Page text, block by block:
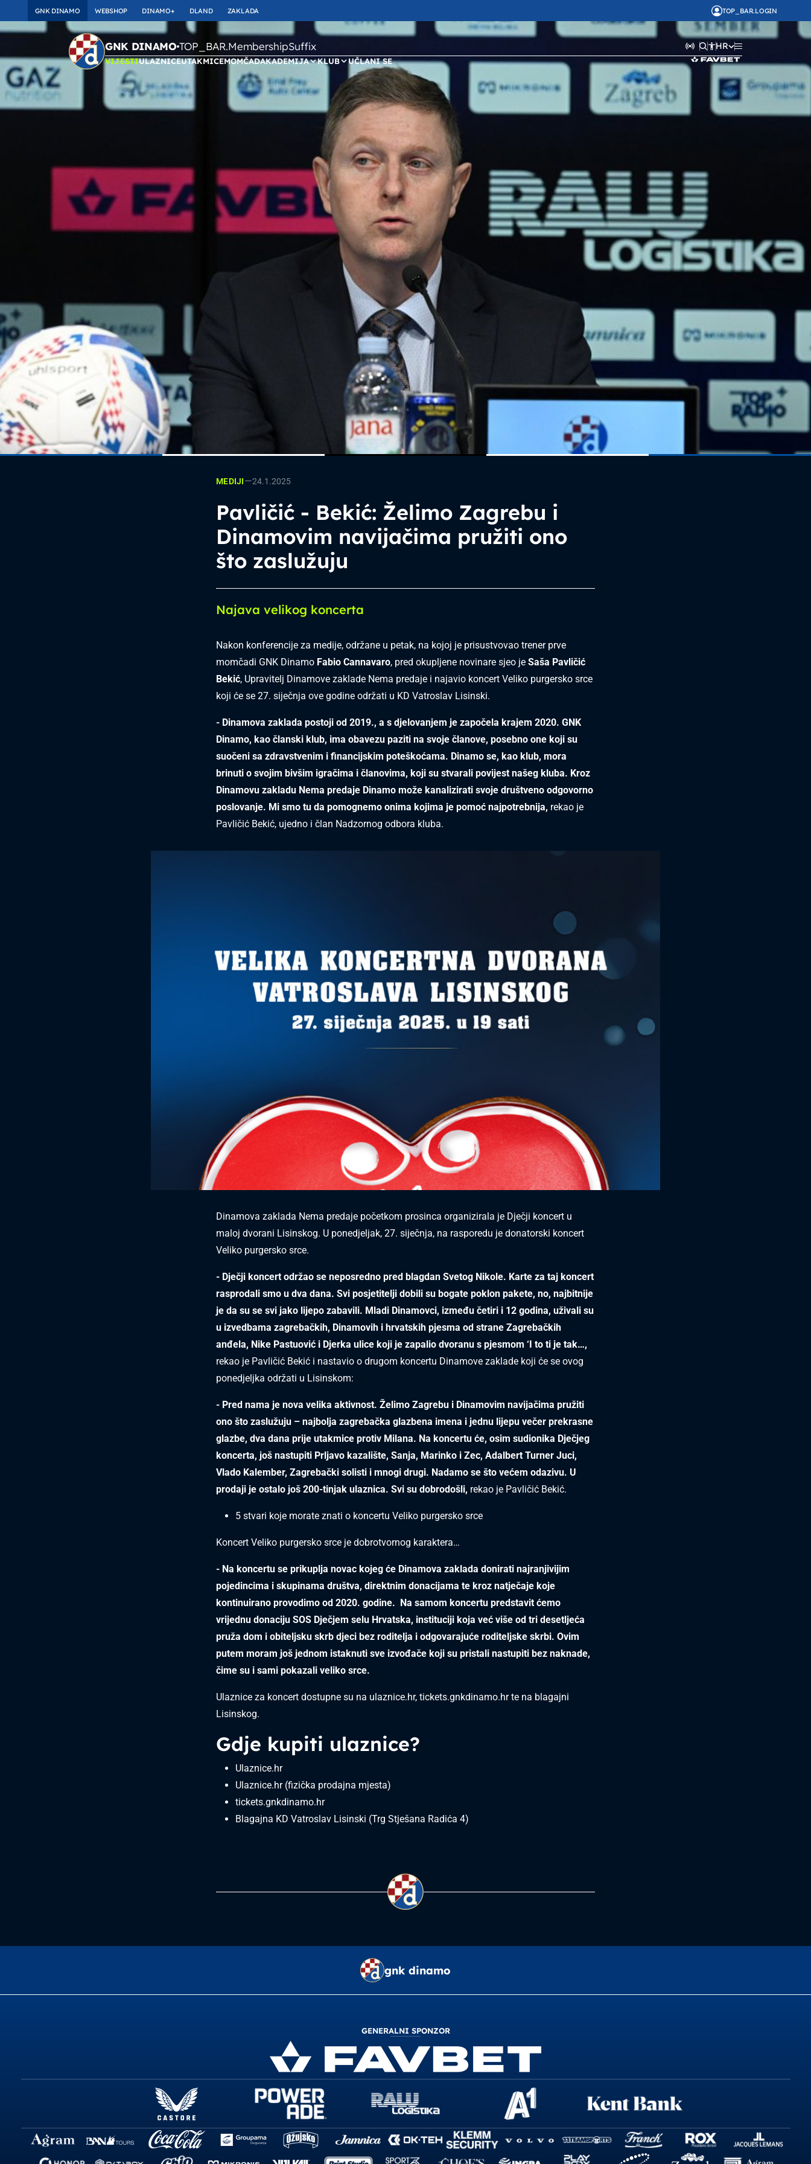
GNK DINAMO WEBSHOP DINAMO+ DLAND ZAKLADA TOP_BAR.LOGIN
GNK DINAMO TOP_BAR.MembershipSuffix HR
VIJESTIULAZNICEUTAKMICEMOMČADAKADEMIJA KLUB UČLANI SE
MEDIJI—24.1.2025
Pavličić - Bekić: Želimo Zagrebu i
Dinamovim navijačima pružiti ono
što zaslužuju
Najava velikog koncerta
Nakon konferencije za medije, održane u petak, na kojoj je prisustvovao trener prve
momčadi GNK Dinamo Fabio Cannavaro, pred okupljene novinare sjeo je Saša Pavličić
Bekić, Upravitelj Dinamove zaklade Nema predaje i najavio koncert Veliko purgersko srce
koji će se 27. siječnja ove godine održati u KD Vatroslav Lisinski.
- Dinamova zaklada postoji od 2019., a s djelovanjem je započela krajem 2020. GNK
Dinamo, kao članski klub, ima obavezu paziti na svoje članove, posebno one koji su
suočeni sa zdravstvenim i financijskim poteškoćama. Dinamo se, kao klub, mora
brinuti o svojim bivšim igračima i članovima, koji su stvarali povijest našeg kluba. Kroz
Dinamovu zakladu Nema predaje Dinamo može kanalizirati svoje društveno odgovorno
poslovanje. Mi smo tu da pomognemo onima kojima je pomoć najpotrebnija, rekao je
Pavličić Bekić, ujedno i član Nadzornog odbora kluba.
Dinamova zaklada Nema predaje početkom prosinca organizirala je Dječji koncert u
maloj dvorani Lisinskog. U ponedjeljak, 27. siječnja, na rasporedu je donatorski koncert
Veliko purgersko srce.
- Dječji koncert održao se neposredno pred blagdan Svetog Nikole. Karte za taj koncert
rasprodali smo u dva dana. Svi posjetitelji dobili su bogate poklon pakete, no, najbitnije
je da su se svi jako lijepo zabavili. Mladi Dinamovci, između četiri i 12 godina, uživali su
u izvedbama zagrebačkih, Dinamovih i hrvatskih pjesma od strane Zagrebačkih
anđela, Nike Pastuović i Djerka ulice koji je zapalio dvoranu s pjesmom ‘I to ti je tak…,
rekao je Pavličić Bekić i nastavio o drugom koncertu Dinamove zaklade koji će se ovog
ponedjeljka održati u Lisinskom:
- Pred nama je nova velika aktivnost. Želimo Zagrebu i Dinamovim navijačima pružiti
ono što zaslužuju – najbolja zagrebačka glazbena imena i jednu lijepu večer prekrasne
glazbe, dva dana prije utakmice protiv Milana. Na koncertu će, osim sudionika Dječjeg
koncerta, još nastupiti Prljavo kazalište, Sanja, Marinko i Zec, Adalbert Turner Juci,
Vlado Kalember, Zagrebački solisti i mnogi drugi. Nadamo se što većem odazivu. U
prodaji je ostalo još 200-tinjak ulaznica. Svi su dobrodošli, rekao je Pavličić Bekić.
5 stvari koje morate znati o koncertu Veliko purgersko srce
Koncert Veliko purgersko srce je dobrotvornog karaktera…
- Na koncertu se prikuplja novac kojeg će Dinamova zaklada donirati najranjivijim
pojedincima i skupinama društva, direktnim donacijama te kroz natječaje koje
kontinuirano provodimo od 2020. godine. Na samom koncertu predstavit ćemo
vrijednu donaciju SOS Dječjem selu Hrvatska, instituciji koja već više od tri desetljeća
pruža dom i obiteljsku skrb djeci bez roditelja i odgovarajuće roditeljske skrbi. Ovim
putem moram još jednom istaknuti sve izvođače koji su pristali nastupiti bez naknade,
čime su i sami pokazali veliko srce.
Ulaznice za koncert dostupne su na ulaznice.hr, tickets.gnkdinamo.hr te na blagajni
Lisinskog.
Gdje kupiti ulaznice?
Ulaznice.hr
Ulaznice.hr (fizička prodajna mjesta)
tickets.gnkdinamo.hr
Blagajna KD Vatroslav Lisinski (Trg Stješana Radića 4)
gnk dinamo
GENERALNI SPONZOR